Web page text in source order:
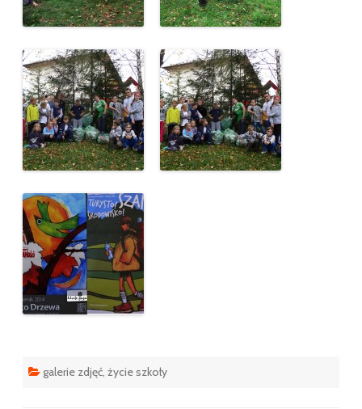
galerie zdjęć życie szkoły